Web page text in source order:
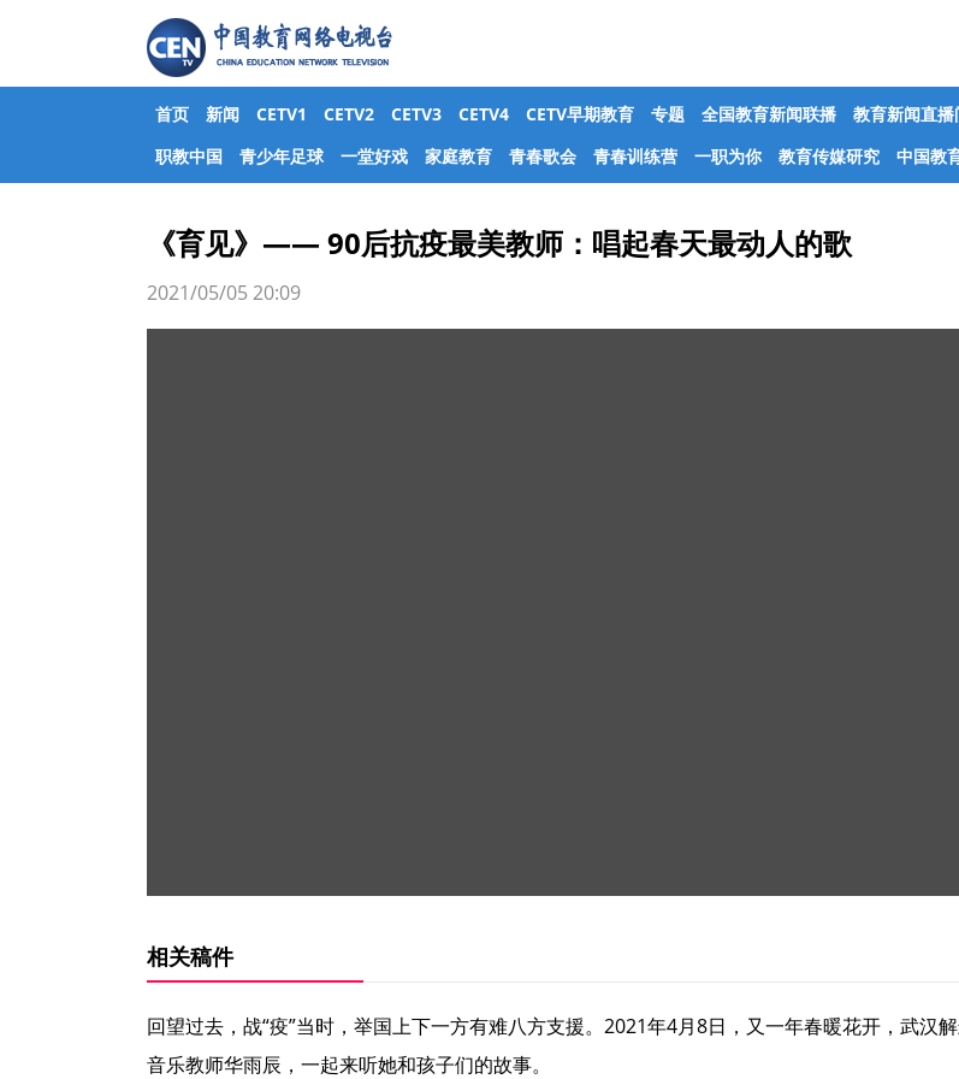
首页 新闻 CETV1 CETV2 CETV3 CETV4 CETV早期教育 专题 全国教育新闻联播 教育新闻直播
职教中国
青少年足球 一堂好戏 家庭教育 青春歌会 青春训练营 一职为你 教育传媒研究 中国教
《育见》—— 90后抗疫最美教师：唱起春天最动人的歌
2021/05/05 20:09
相关稿件
回望过去，战“疫”当时，举国上下一方有难八方支援。2021年4月8日，又一年春暖花开，武汉
音乐教师华雨辰，一起来听她和孩子们的故事。